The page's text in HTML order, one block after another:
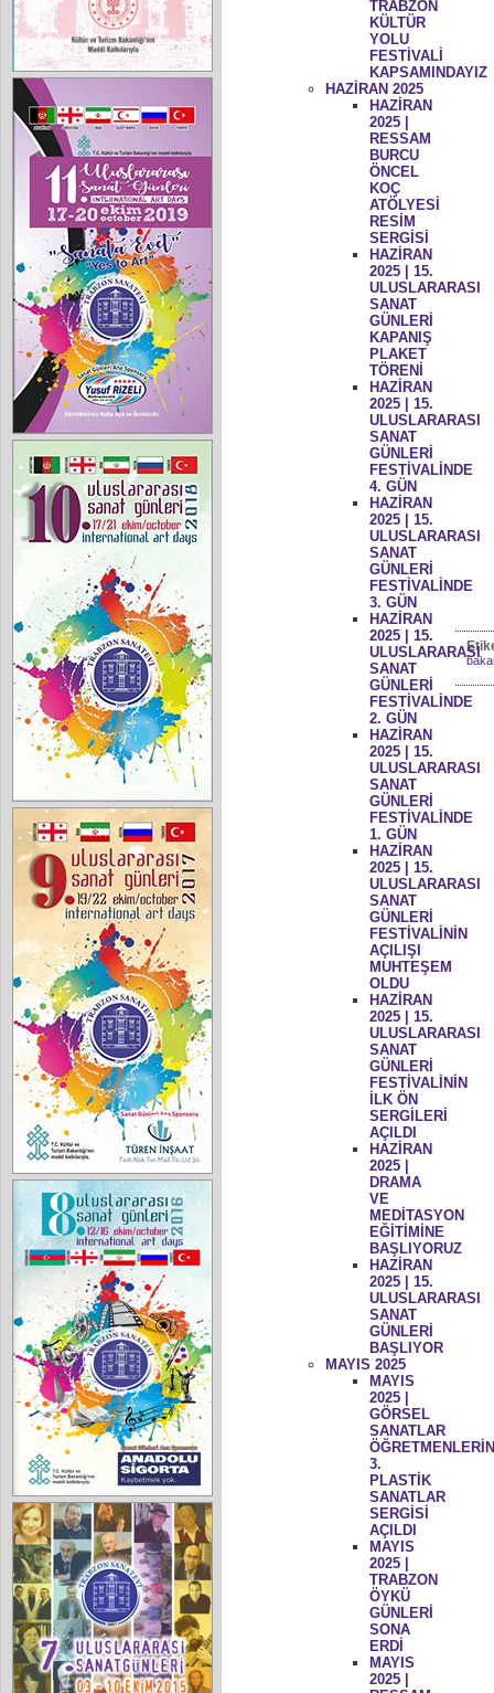
TRABZON
KÜLTÜR
YOLU
FESTİVALİ
KAPSAMINDAYIZ
HAZİRAN 2025
HAZİRAN
2025 |
RESSAM
BURCU
ÖNCEL
KOÇ
ATÖLYESİ
RESİM
SERGİSİ
HAZİRAN
2025 | 15.
ULUSLARARASI
SANAT
GÜNLERİ
KAPANIŞ
PLAKET
TÖRENİ
HAZİRAN
2025 | 15.
ULUSLARARASI
SANAT
GÜNLERİ
FESTİVALİNDE
4. GÜN
HAZİRAN
2025 | 15.
ULUSLARARASI
SANAT
GÜNLERİ
FESTİVALİNDE
3. GÜN
HAZİRAN
2025 | 15.
ULUSLARARASI
SANAT
GÜNLERİ
FESTİVALİNDE
2. GÜN
HAZİRAN
2025 | 15.
ULUSLARARASI
SANAT
GÜNLERİ
FESTİVALİNDE
1. GÜN
HAZİRAN
2025 | 15.
ULUSLARARASI
SANAT
GÜNLERİ
FESTİVALİNİN
AÇILIŞI
MUHTEŞEM
OLDU
HAZİRAN
2025 | 15.
ULUSLARARASI
SANAT
GÜNLERİ
FESTİVALİNİN
İLK ÖN
SERGİLERİ
AÇILDI
HAZİRAN
2025 |
DRAMA
VE
MEDİTASYON
EĞİTİMİNE
BAŞLIYORUZ
HAZİRAN
2025 | 15.
ULUSLARARASI
SANAT
GÜNLERİ
BAŞLIYOR
MAYIS 2025
MAYIS
2025 |
GÖRSEL
SANATLAR
3.
PLASTİK
SANATLAR
SERGİSİ
AÇILDI
MAYIS
2025 |
TRABZON
ÖYKÜ
GÜNLERİ
SONA
ERDİ
MAYIS
2025 |